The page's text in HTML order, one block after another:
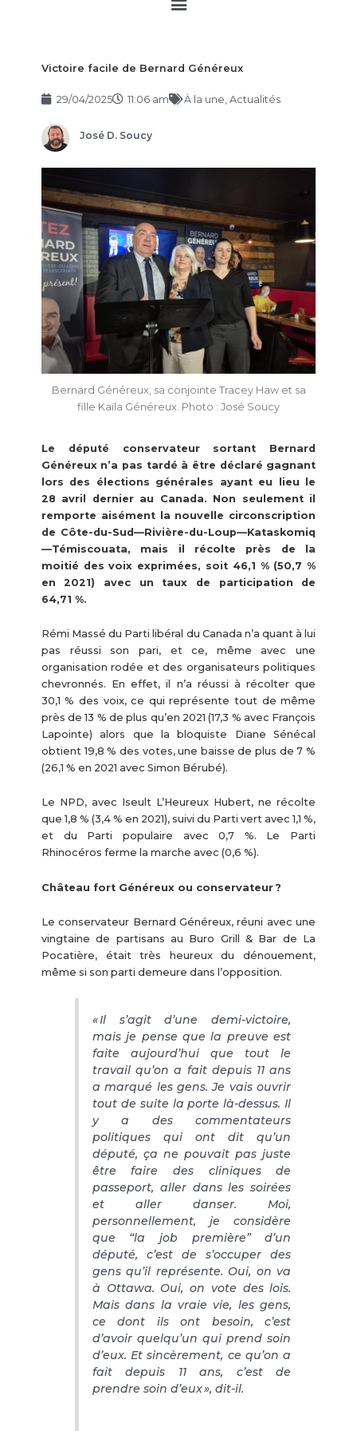
Victoire facile de Bernard Généreux
29/04/2025 11:06 am À la une Actualités
José D. Soucy
Bernard Généreux, sa conjointe Tracey Haw et sa
fille Kaïla Généreux. Photo : José Soucy
Le député conservateur sortant Bernard
Généreux n’a pas tardé à être déclaré gagnant
lors des élections générales ayant eu lieu le
28 avril dernier au Canada. Non seulement il
remporte aisément la nouvelle circonscription
de Côte-du-Sud—Rivière-du-Loup—Kataskomiq
—Témiscouata, mais il récolte près de la
moitié des voix exprimées, soit 46,1 % (50,7 %
en 2021) avec un taux de participation de
64,71 %.
Rémi Massé du Parti libéral du Canada n’a quant à lui
pas réussi son pari, et ce, même avec une
organisation rodée et des organisateurs politiques
chevronnés. En effet, il n’a réussi à récolter que
30,1 % des voix, ce qui représente tout de même
près de 13 % de plus qu’en 2021 (17,3 % avec François
Lapointe) alors que la bloquiste Diane Sénécal
obtient 19,8 % des votes, une baisse de plus de 7 %
(26,1 % en 2021 avec Simon Bérubé).
Le NPD, avec Iseult L’Heureux Hubert, ne récolte
que 1,8 % (3,4 % en 2021), suivi du Parti vert avec 1,1 %,
et du Parti populaire avec 0,7 %. Le Parti
Rhinocéros ferme la marche avec (0,6 %).
Château fort Généreux ou conservateur ?
Le conservateur Bernard Généreux, réuni avec une
vingtaine de partisans au Buro Grill & Bar de La
Pocatière, était très heureux du dénouement,
même si son parti demeure dans l’opposition.
« Il s’agit d’une demi-victoire,
mais je pense que la preuve est
faite aujourd’hui que tout le
travail qu’on a fait depuis 11 ans
a marqué les gens. Je vais ouvrir
tout de suite la porte là-dessus. Il
y a des commentateurs
politiques qui ont dit qu’un
député, ça ne pouvait pas juste
être faire des cliniques de
passeport, aller dans les soirées
et aller danser. Moi,
personnellement, je considère
que “la job première” d’un
député, c’est de s’occuper des
gens qu’il représente. Oui, on va
à Ottawa. Oui, on vote des lois.
Mais dans la vraie vie, les gens,
ce dont ils ont besoin, c’est
d’avoir quelqu’un qui prend soin
d’eux. Et sincèrement, ce qu’on a
fait depuis 11 ans, c’est de
prendre soin d’eux », dit-il.